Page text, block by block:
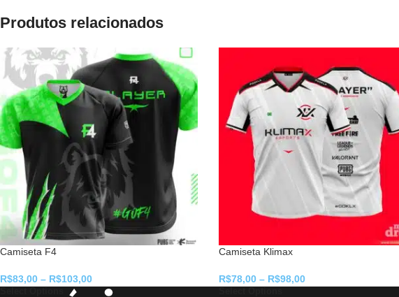
Produtos relacionados
Camiseta F4
R$83,00 – R$103,00
Camiseta Klimax
R$78,00 – R$98,00